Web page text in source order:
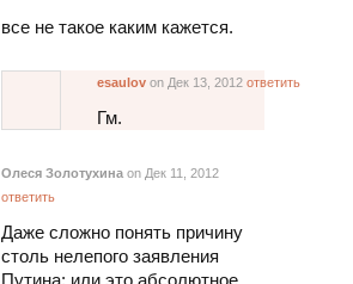
все не такое каким кажется.
esaulov on Дек 13, 2012 ответить
Гм.
Олеся Золотухина on Дек 11, 2012
ответить
Даже сложно понять причину
столь нелепого заявления
Путина: или это абсолютное